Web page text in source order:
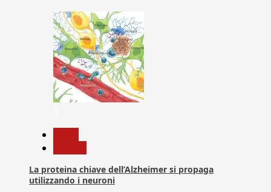
La proteina chiave dell’Alzheimer si propaga
utilizzando i neuroni